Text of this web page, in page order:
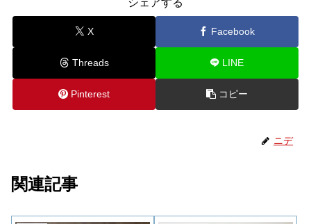
X Facebook
Threads LINE
Pinterest コピー
ニデ
関連記事